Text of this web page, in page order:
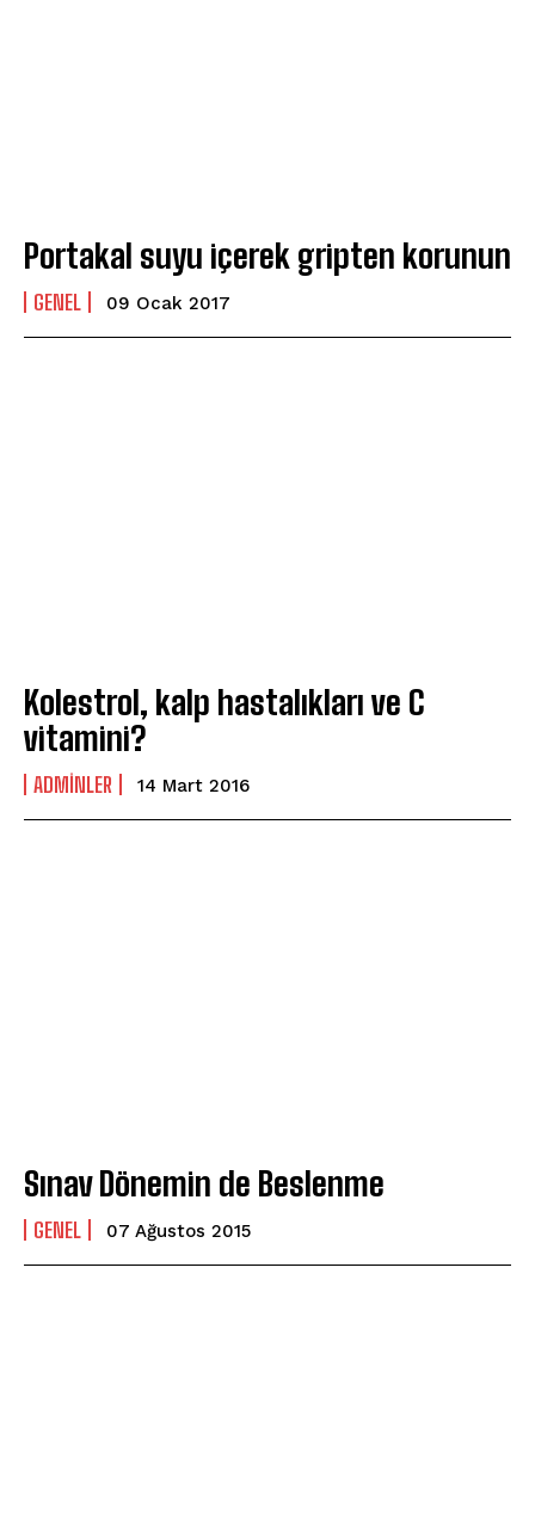
Portakal suyu içerek gripten korunun
GENEL 09 Ocak 2017
Kolestrol, kalp hastalıkları ve C
vitamini?
ADMINLER 14 Mart 2016
Sınav Dönemin de Beslenme
GENEL 07 Ağustos 2015